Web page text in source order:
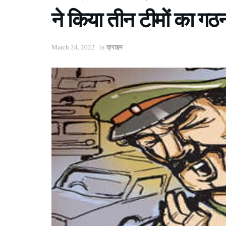
ने किया तीन टीमों का
March 24, 2022 in क्राइम